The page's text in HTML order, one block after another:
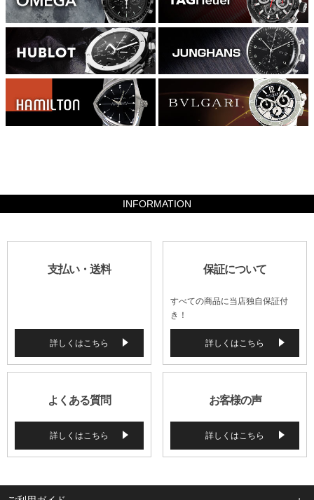
INFORMATION
支払い・送料
詳しくはこちら
保証について
すべての商品に当店独自保証付
き！
詳しくはこちら
よくある質問
詳しくはこちら
お客様の声
詳しくはこちら